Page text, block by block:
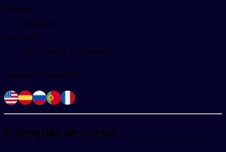
Niveau
Begginer
Catégorie
Medicine & Healthcare
Langues disponibles
Exemples de cartes